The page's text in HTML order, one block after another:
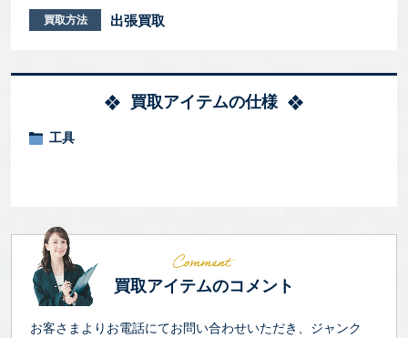
買取方法 出張買取
買取アイテムの仕様
工具
買取アイテムのコメント
お客さまよりお電話にてお問い合わせいただき、ジャンク